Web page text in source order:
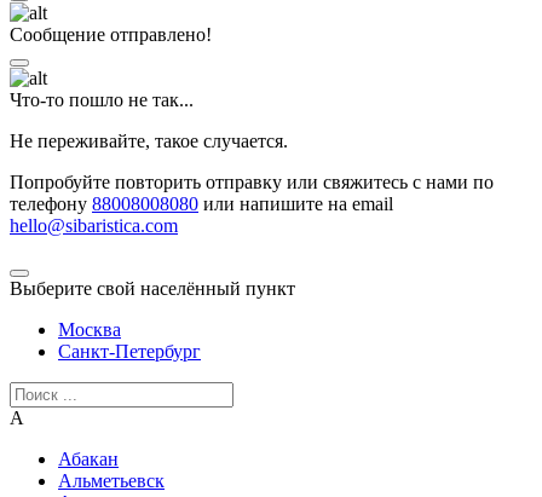
Сообщение отправлено!
Что-то пошло не так...
Не переживайте, такое случается.
Попробуйте повторить отправку или свяжитесь с нами по
телефону 88008008080 или напишите на email
hello@sibaristica.com
Выберите свой населённый пункт
Москва
Санкт-Петербург
А
Абакан
Альметьевск